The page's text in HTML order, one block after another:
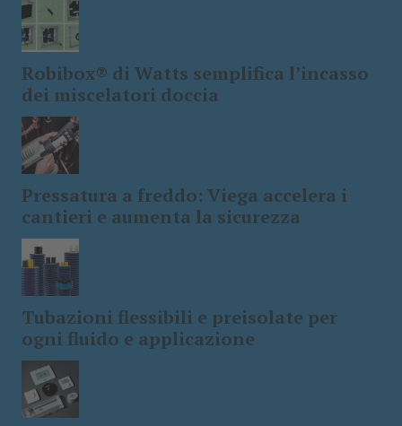
Robibox® di Watts semplifica l’incasso
dei miscelatori doccia
Pressatura a freddo: Viega accelera i
cantieri e aumenta la sicurezza
Tubazioni flessibili e preisolate per
ogni fluido e applicazione